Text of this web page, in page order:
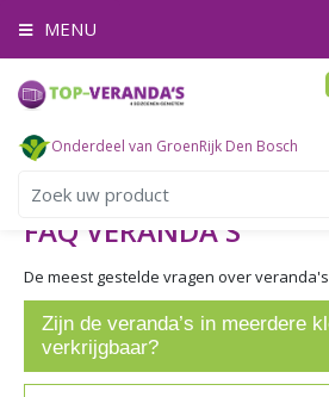
n
Onderdeel van GroenRijk Den Bosch
MENU
FAQ VERANDA'S
De meest gestelde vragen over
Zijn de veranda’s in meerdere
verkrijgbaar?